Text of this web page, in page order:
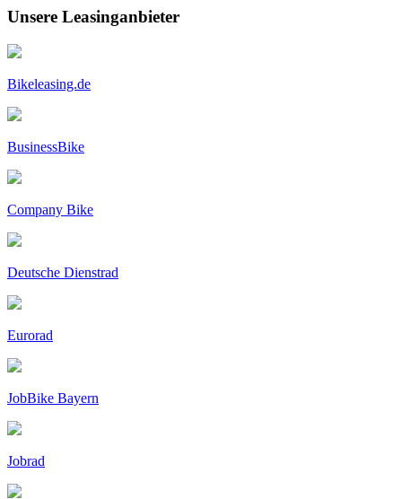
Unsere Leasinganbieter
Bikeleasing.de
BusinessBike
Company Bike
Deutsche Dienstrad
Eurorad
JobBike Bayern
Jobrad